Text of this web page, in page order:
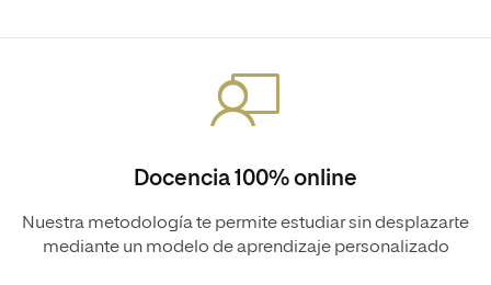
Docencia 100% online
Nuestra metodología te permite estudiar sin desplazarte
mediante un modelo de aprendizaje personalizado